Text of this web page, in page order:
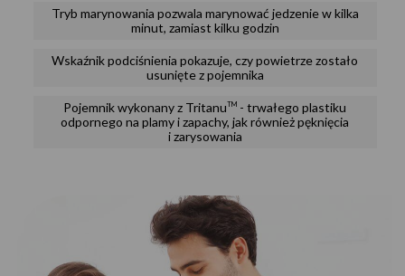
Tryb marynowania pozwala marynować jedzenie w kilka
minut, zamiast kilku godzin
Wskaźnik podciśnienia pokazuje, czy powietrze zostało
usunięte z pojemnika
Pojemnik wykonany z TritanuTM
- trwałego plastiku
odpornego na plamy i zapachy, jak również pęknięcia
i zarysowania